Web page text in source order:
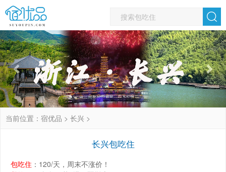
Previous
当前位置： 宿优品 > 长兴 >
长兴包吃住
包吃住 ：120/天，周末不涨价！